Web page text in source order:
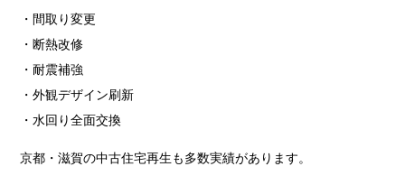
・間取り変更
・断熱改修
・耐震補強
・外観デザイン刷新
・水回り全面交換
京都・滋賀の中古住宅再生も多数実績があります。